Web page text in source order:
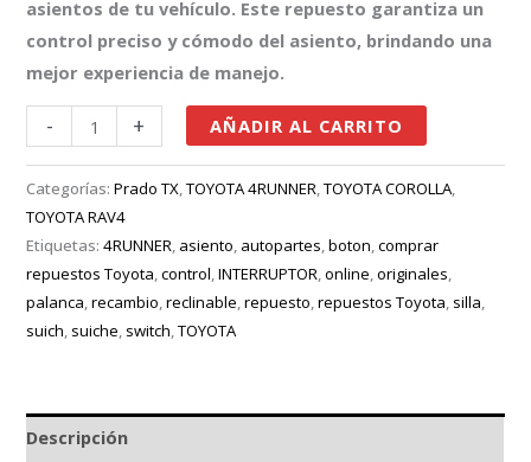
asientos de tu vehículo. Este repuesto garantiza un
control preciso y cómodo del asiento, brindando una
mejor experiencia de manejo.
- + AÑADIR AL CARRITO
Categorías:Prado TX ,TOYOTA 4RUNNER ,TOYOTA COROLLA
TOYOTA RAV4
Etiquetas:4RUNNER asiento autopartes ,boton ,comprar
repuestos Toyota ,control ,INTERRUPTOR ,online ,originales
palanca ,recambio ,reclinable ,repuesto ,repuestos Toyota silla
suich suiche switch ,TOYOTA
Descripción